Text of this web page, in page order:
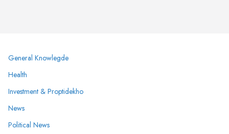
General Knowlegde
Health
Investment & Proptidekho
News
Political News